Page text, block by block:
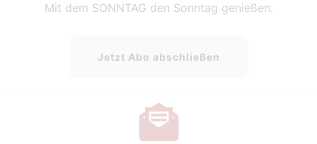
Mit dem SONNTAG den Sonntag genießen.
Jetzt Abo abschließen